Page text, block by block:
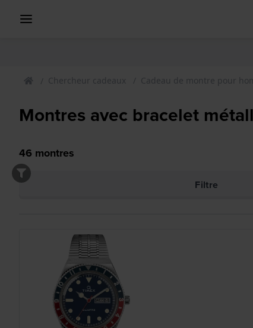
Chercheur cadeaux Cadeau de montre pour
Montres avec bracelet
46 montres
Filtre